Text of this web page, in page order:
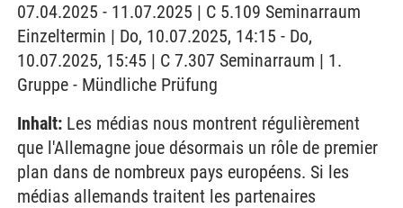
07.04.2025 - 11.07.2025 | C 5.109 Seminarraum
Einzeltermin | Do, 10.07.2025, 14:15 - Do,
10.07.2025, 15:45 | C 7.307 Seminarraum | 1.
Gruppe - Mündliche Prüfung
Inhalt: Les médias nous montrent régulièrement
que l'Allemagne joue désormais un rôle de premier
plan dans de nombreux pays européens. Si les
médias allemands traitent les partenaires